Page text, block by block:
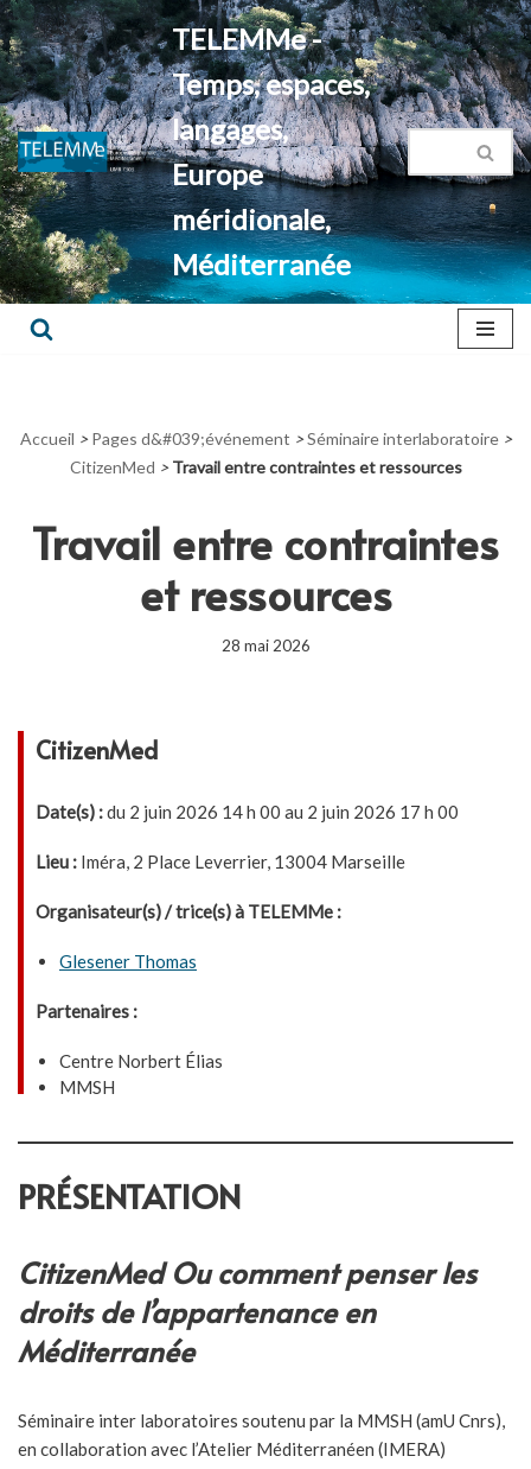
Aller
au
contenu
TELEMMe -
Temps, espaces,
langages,
Europe
méridionale,
Méditerranée
Accueil > Pages d&#039;événement > Séminaire interlaboratoire >
CitizenMed > Travail entre contraintes et ressources
Travail entre contraintes
et ressources
28 mai 2026
CitizenMed
Date(s) :du 2 juin 2026 14 h 00 au 2 juin 2026 17 h 00
Lieu : Iméra, 2 Place Leverrier, 13004 Marseille
Organisateur(s) / trice(s) à TELEMMe :
Glesener Thomas
Partenaires :
Centre Norbert Élias
MMSH
PRÉSENTATION
CitizenMed Ou comment penser les
droits de l’appartenance en
Méditerranée
Séminaire inter laboratoires soutenu par la MMSH (amU Cnrs),
en collaboration avec l’Atelier Méditerranéen (IMERA)